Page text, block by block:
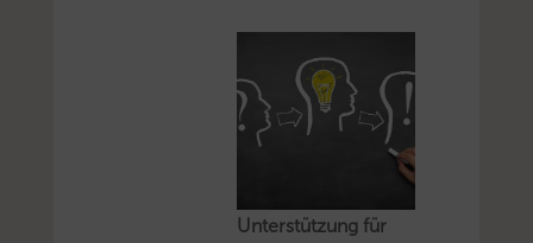
Unterstützung für